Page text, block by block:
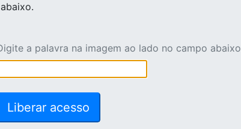
a palavra na imagem ao lado no campo abaixo